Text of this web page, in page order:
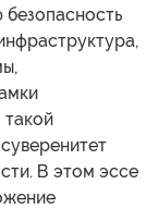
такой
В этом эссе